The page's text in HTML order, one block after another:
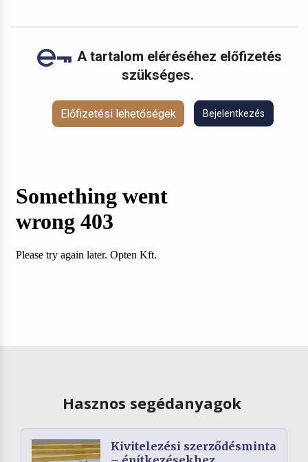
A tartalom eléréséhez előfizetés
szükséges.
Előfizetési lehetőségek Bejelentkezés
Hasznos segédanyagok
Kivitelezési szerződésminta